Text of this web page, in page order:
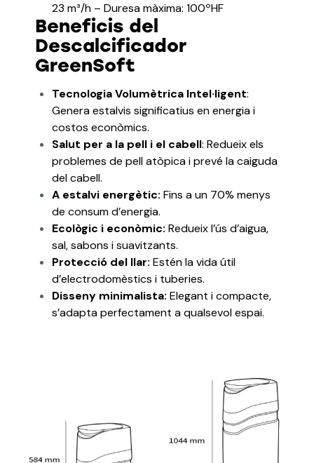
23 m³/h – Duresa màxima: 100ºHF
Beneficis del
Descalcificador
GreenSoft
Tecnologia Volumètrica Intel·ligent:
Genera estalvis significatius en energia i
costos econòmics.
Salut per a la pell i el cabell: Redueix els
problemes de pell atòpica i prevé la caiguda
del cabell.
A estalvi energètic: Fins a un 70% menys
de consum d’energia.
Ecològic i econòmic: Redueix l’ús d’aigua,
sal, sabons i suavitzants.
Protecció del llar: Estén la vida útil
d’electrodomèstics i tuberies.
Disseny minimalista: Elegant i compacte,
s’adapta perfectament a qualsevol espai.